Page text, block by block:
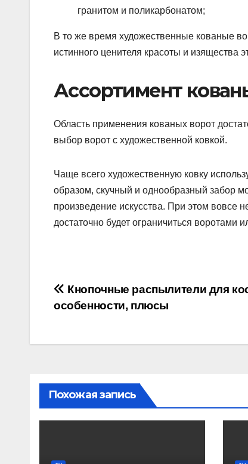
гранитом и поликарбонатом;
В то же время художественные кованые
истинного ценителя красоты и изящества
Ассортимент
Область применения кованых ворот
выбор ворот с художественной ковкой.
Чаще всего художественную ковку
образом, скучный и однообразный забор
произведение искусства. При этом вовсе
достаточно будет ограничиться воротами
Навигация
записям
Кнопочные распылители для
особенности, плюсы
Похожая запись